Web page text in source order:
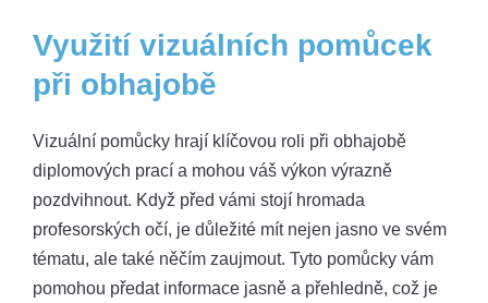
Využití vizuálních pomůcek
při obhajobě
Vizuální pomůcky hrají klíčovou roli při obhajobě
diplomových prací a mohou váš výkon výrazně
pozdvihnout. Když před vámi stojí hromada
profesorských očí, je důležité mít nejen jasno ve svém
tématu, ale také něčím zaujmout. Tyto pomůcky vám
pomohou předat informace jasně a přehledně, což je